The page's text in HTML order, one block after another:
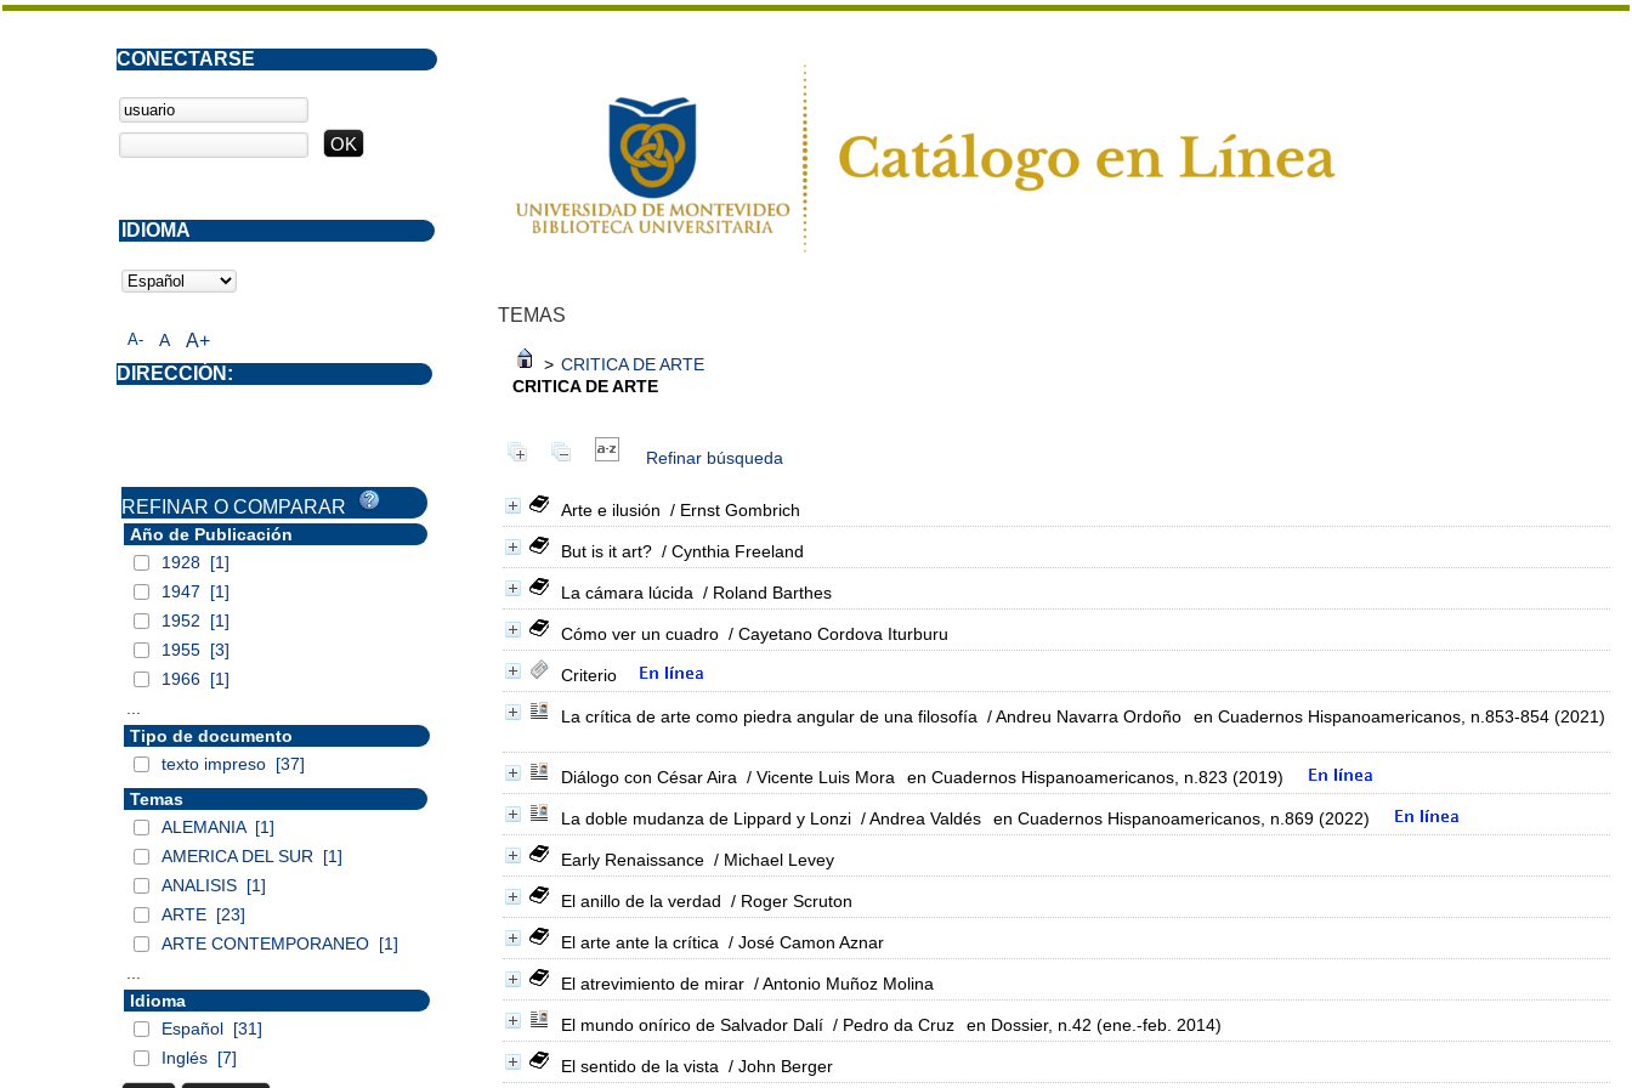
TEMAS
> CRITICA DE ARTE
CRITICA DE ARTE
Refinar búsqueda
Arte e ilusión / Ernst Gombrich
But is it art? / Cynthia Freeland
La cámara lúcida / Roland Barthes
Cómo ver un cuadro / Cayetano Cordova Iturburu
Criterio
La crítica de arte como piedra angular de una filosofía / Andreu Navarra Ordoño en Cuadernos Hispanoamericanos, n.853-854 (2021)
Diálogo con César Aira / Vicente Luis Mora en Cuadernos Hispanoamericanos, n.823 (2019)
La doble mudanza de Lippard y Lonzi / Andrea Valdés en Cuadernos Hispanoamericanos, n.869 (2022)
Early Renaissance / Michael Levey
El anillo de la verdad / Roger Scruton
El arte ante la crítica / José Camon Aznar
El atrevimiento de mirar / Antonio Muñoz Molina
El mundo onírico de Salvador Dalí / Pedro da Cruz en Dossier, n.42 (ene.-feb. 2014)
El sentido de la vista / John Berger
A- A A+
CONECTARSE
DIRECCIÓN:
IDIOMA
REFINAR O COMPARAR
Año de Publicación
1928 [1]
1947
[1]
1952
[1]
1955 [3]
1966 [1]
Tipo de documento
texto impreso [37]
Temas
ALEMANIA [1]
AMERICA DEL SUR
[1]
ANALISIS [1]
ARTE [23]
ARTE CONTEMPORANEO [1]
Idioma
Español [31]
Inglés [7]